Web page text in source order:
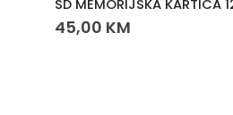
SD MEMORIJSKA KARTICA
45,00 KM